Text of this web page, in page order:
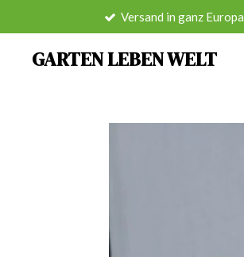
springen
Versand in ganz Europa
GARTEN LEBEN WELT